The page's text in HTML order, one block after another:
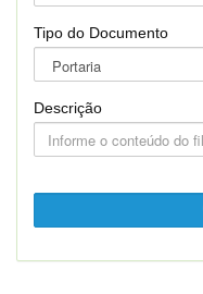
Tipo do Documento
Descrição